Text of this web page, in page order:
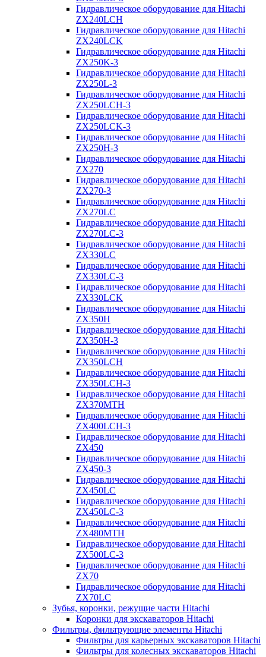
Гидравлическое оборудование для Hitachi
ZX240LCH
Гидравлическое оборудование для Hitachi
ZX240LCK
Гидравлическое оборудование для Hitachi
ZX250K-3
Гидравлическое оборудование для Hitachi
ZX250L-3
Гидравлическое оборудование для Hitachi
ZX250LCH-3
Гидравлическое оборудование для Hitachi
ZX250LCK-3
Гидравлическое оборудование для Hitachi
ZX250Н-3
Гидравлическое оборудование для Hitachi
ZX270
Гидравлическое оборудование для Hitachi
ZX270-3
Гидравлическое оборудование для Hitachi
ZX270LC
Гидравлическое оборудование для Hitachi
ZX270LC-3
Гидравлическое оборудование для Hitachi
ZX330LC
Гидравлическое оборудование для Hitachi
ZX330LC-3
Гидравлическое оборудование для Hitachi
ZX330LCK
Гидравлическое оборудование для Hitachi
ZX350H
Гидравлическое оборудование для Hitachi
ZX350H-3
Гидравлическое оборудование для Hitachi
ZX350LCH
Гидравлическое оборудование для Hitachi
ZX350LCH-3
Гидравлическое оборудование для Hitachi
ZX370MTH
Гидравлическое оборудование для Hitachi
ZX400LCH-3
Гидравлическое оборудование для Hitachi
ZX450
Гидравлическое оборудование для Hitachi
ZX450-3
Гидравлическое оборудование для Hitachi
ZX450LC
Гидравлическое оборудование для Hitachi
ZX450LC-3
Гидравлическое оборудование для Hitachi
ZX480MTH
Гидравлическое оборудование для Hitachi
ZX500LC-3
Гидравлическое оборудование для Hitachi
ZX70
Гидравлическое оборудование для Hitachi
ZX70LC
Зубья, коронки, режущие части Hitachi
Коронки для экскаваторов Hitachi
Фильтры, фильтрующие элементы Hitachi
Фильтры для карьерных экскаваторов Hitachi
Фильтры для колесных экскаваторов Hitachi